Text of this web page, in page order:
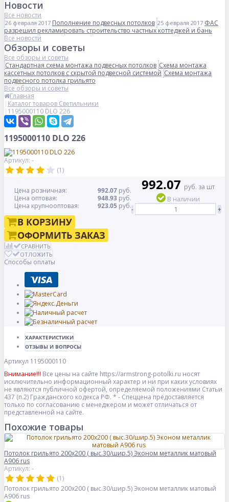
Новости
Все новости
26 февраля 2017 Пополнение подвесных потолков 25 февраля 2017 ФАС
разрешил рекламировать строительство частных коттеджей и бань
Все новости
Обзоры и советы
Все обзоры и советы
Стандартная схема монтажа подвесных потолков Схема монтажа
кассетных потолков с скрытой подвесной системой Схема монтажа
подвесного потолка грильято
Все обзоры и советы
Главная
Каталог товаров Светильники
1195000110 DLO 226
1195000110 DLO 226
Артикул: -
(1)
Цена розничная: 992.07 руб.
Цена оптовая:
948.93 руб.
Цена крупнооптовая:
923.05 руб.
992.07 руб. за шт
В наличии
-
+
В КОРЗИНУ
ОФОРМИТЬ ЗАКАЗ
СРАВНИТЬ
ОТЛОЖИТЬ
Способы оплаты
ХАРАКТЕРИСТИКИ
ОТЗЫВЫ И ВОПРОСЫ
Артикул 1195000110
Внимание!!! Все цены на сайте https://armstrong-potolki.ru носят
исключительно информационный характер и ни при каких условиях
не являются публичной офертой, определяемой положениями Статьи
437 (п.2) Гражданского кодекса РФ. * - Спеццена предоставляется
только по согласованию с менеджером и может отличаться от
представленной на сайте.
Похожие товары
Потолок грильято 200х200 ( выс.30/шир.5) Эконом металлик матовый
А906 rus
Артикул: -
(1)
Потолок грильято 200х200 ( выс.30/шир.5) Эконом металлик матовый
А906 rus